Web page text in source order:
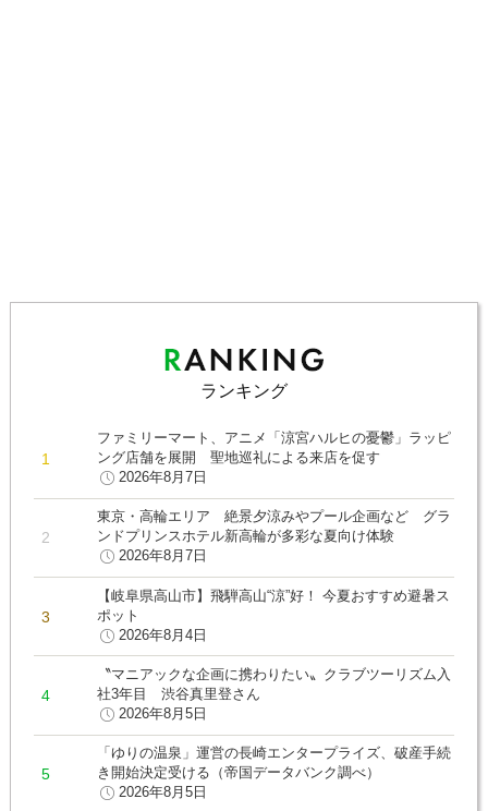
ランキング
ファミリーマート、アニメ「涼宮ハルヒの憂鬱」ラッピ
ング店舗を展開 聖地巡礼による来店を促す
2026年8月7日
東京・高輪エリア 絶景夕涼みやプール企画など グラ
ンドプリンスホテル新高輪が多彩な夏向け体験
2026年8月7日
【岐阜県高山市】飛騨高山“涼”好！ 今夏おすすめ避暑ス
ポット
2026年8月4日
〝マニアックな企画に携わりたい〟クラブツーリズム入
社3年目 渋谷真里登さん
2026年8月5日
「ゆりの温泉」運営の長崎エンタープライズ、破産手続
き開始決定受ける（帝国データバンク調べ）
2026年8月5日